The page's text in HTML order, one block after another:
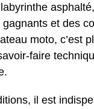
et des
moto, c’est
faire
il est